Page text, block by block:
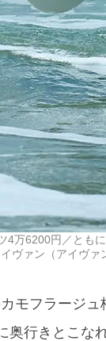
4万6200円／とも
ヴァン（アイヴ
モフラージ
奥行きとこな